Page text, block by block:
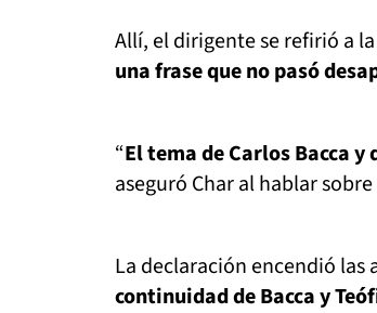
Allí, el dirigente se refirió a
una frase que no pasó
“El tema de Carlos Bacca
aseguró Char al hablar
La declaración encendió
continuidad de Bacca y